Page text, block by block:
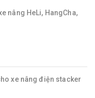
nâng HeLi, HangCha,
xe nâng điện stacker